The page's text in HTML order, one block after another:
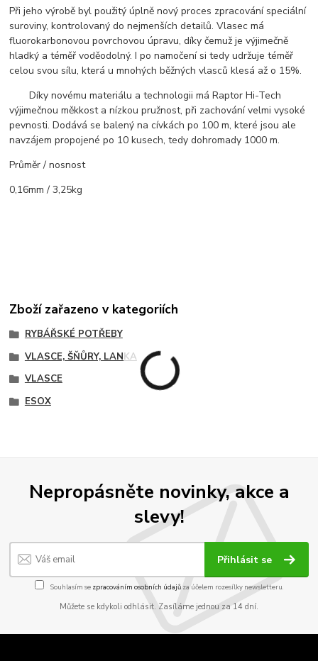
Při jeho výrobě byl použitý úplně nový proces zpracování speciální
suroviny, kontrolovaný do nejmenších detailů. Vlasec má
fluorokarbonovou povrchovou úpravu, díky čemuž je výjimečně
hladký a téměř voděodolný. I po namočení si tedy udržuje téměř
celou svou sílu, která u mnohých běžných vlasců klesá až o 15%.
Díky novému materiálu a technologii má Raptor Hi-Tech
výjimečnou měkkost a nízkou pružnost, při zachování velmi vysoké
pevnosti. Dodává se balený na cívkách po 100 m, které jsou ale
navzájem propojené po 10 kusech, tedy dohromady 1000 m.
Průměr / nosnost
0,16mm / 3,25kg
Zboží zařazeno v kategoriích
RYBÁŘSKÉ POTŘEBY
VLASCE, ŠŇŮRY, LANKA
VLASCE
ESOX
Nepropásněte novinky, akce a
slevy!
Přihlásit se
Souhlasím se zpracováním osobních údajůza účelem rozesílky newsletteru.
Můžete se kdykoli odhlásit. Zasíláme jednou za 14 dní.